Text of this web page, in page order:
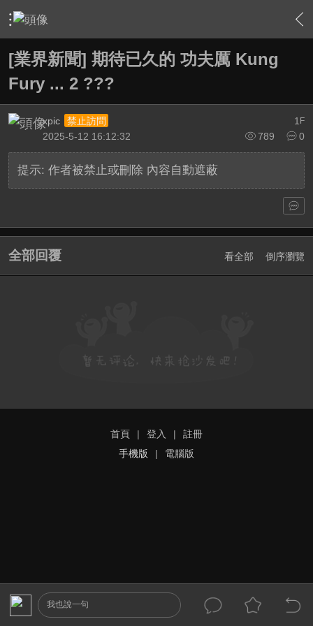
› 綜合討論區 › 電影討論評鑑 › 內容
[業界新聞] 期待已久的 功夫厲 Kung
Fury ... 2 ???
1 F
xpic
禁止訪問
789
0
2025-5-12 16:12:32
提示: 作者被禁止或刪除 內容自動遮蔽
全部回覆 看全部 倒序瀏覽
我也說一句
首頁 | 登入 |
註冊
手機版
| 電腦版